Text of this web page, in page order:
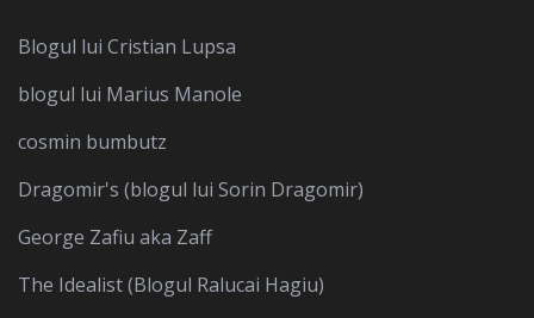
Blogul lui Cristian Lupsa
blogul lui Marius Manole
cosmin bumbutz
Dragomir's (blogul lui Sorin Dragomir)
George Zafiu aka Zaff
The Idealist (Blogul Ralucai Hagiu)